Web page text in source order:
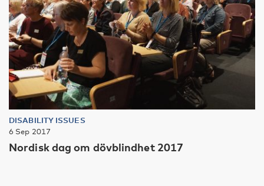
DISABILITY ISSUES
6 Sep 2017
Nordisk dag om dövblindhet 2017